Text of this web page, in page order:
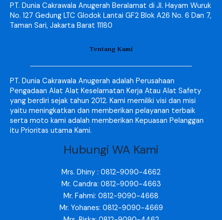
PT. Dunia Cakrawala Anugerah Beralamat di Jl. Hayam Wuruk
No. 127 Gedung LTC Glodok Lantai GF2 Blok A26 No. 6 Dan 7,
Taman Sari, Jakarta Barat 11180
Tentang Kami
PT. Dunia Cakrawala Anugerah adalah Perusahaan
Pengadaan Alat Alat Keselamatan Kerja Atau Alat Safety
yang berdiri sejak tahun 2012. Kami memiliki visi dan misi
yaitu meningkatkan dan memberikan pelayanan terbaik
serta moto kami adalah memberikan Kepuasan Pelanggan
itu Prioritas utama Kami.
Hubungi WA Kami
Mrs. Dhiny : 0812-9090-4662
Mr. Candra: 0812-9090-4663
Mr. Fahmi: 0812-9090-4668
Mr. Yohanes: 0812-9090-4669